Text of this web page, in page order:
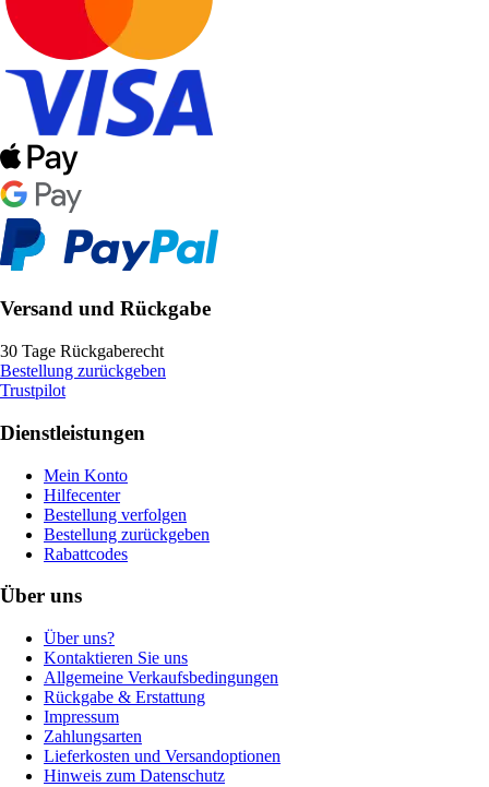
Versand und Rückgabe
30 Tage Rückgaberecht
Bestellung zurückgeben
Trustpilot
Dienstleistungen
Mein Konto
Hilfecenter
Bestellung verfolgen
Bestellung zurückgeben
Rabattcodes
Über uns
Über uns?
Kontaktieren Sie uns
Allgemeine Verkaufsbedingungen
Rückgabe & Erstattung
Impressum
Zahlungsarten
Lieferkosten und Versandoptionen
Hinweis zum Datenschutz